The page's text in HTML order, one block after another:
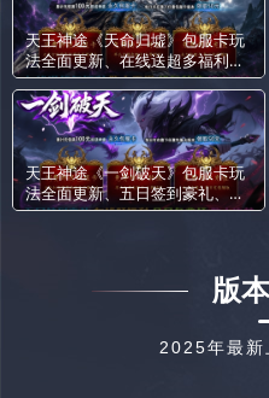
天王神途《天命归墟》包服卡玩
法全面更新、在线送超多福利、
散人天堂、超多特效、超高爆率
（剑魂洗练特色玩法邀你来战）
天王神途《一剑破天》包服卡玩
法全面更新、五日签到豪礼、在
线领福利、会员免费打、散人追
版
2025年最新